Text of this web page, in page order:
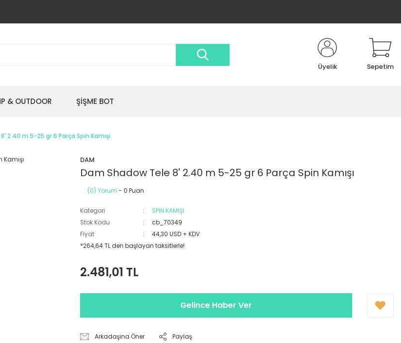
Üyelik Sepetim
& OUTDOOR ŞİŞME BOT
2.40 m 5-25 gr 6 Parça Spin Kamışı
DAM
Dam Shadow Tele 8' 2.40 m 5-25 gr 6 Parça Spin Kamışı
(0) Yorum - 0 Puan
Kategori
SPİN KAMIŞI
Stok Kodu
cb_70349
Fiyat
44,30 USD + KDV
*264,64 TL den başlayan taksitlerle!
2.481,01 TL
Gelince Haber Ver
Arkadaşına Öner Paylaş